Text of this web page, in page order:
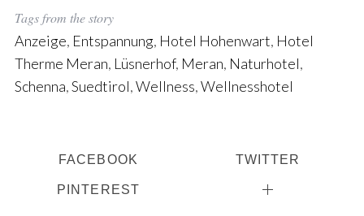
Tags from the story
Anzeige, Entspannung, Hotel Hohenwart, Hotel
Therme Meran, Lüsnerhof, Meran, Naturhotel,
Schenna,Suedtirol,Wellness,Wellnesshotel
FACEBOOK TWITTER
PINTEREST